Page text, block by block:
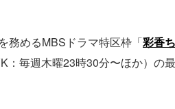
務めるMBSドラマ特区枠「彩香
：毎週木曜23時30分〜ほか）の